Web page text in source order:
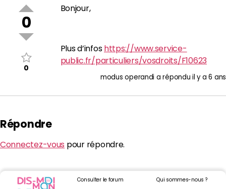
0
0
Bonjour,
Plus d’infoshttps://www.service-
public.fr/particuliers/vosdroits/F10623
modus operandi a réponduil y a 6 ans
Répondre
Connectez-vous pour répondre.
Consulter le forum
Qui sommes-nous ?